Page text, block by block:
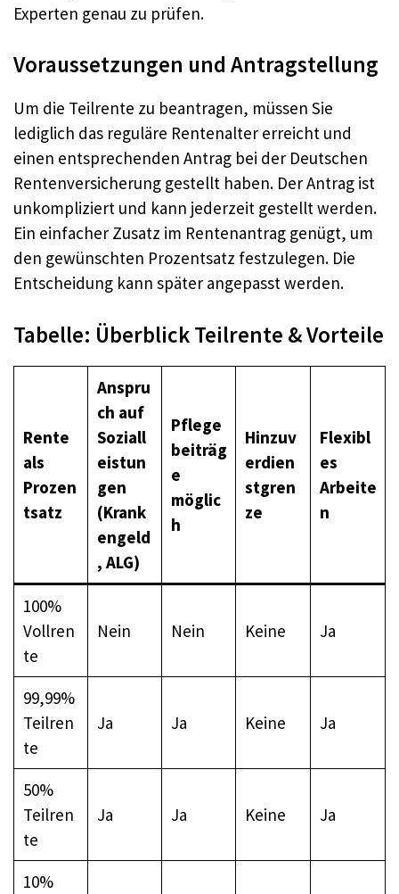
Experten genau zu prüfen.
Voraussetzungen und Antragstellung
Um die Teilrente zu beantragen, müssen Sie
lediglich das reguläre Rentenalter erreicht und
einen entsprechenden Antrag bei der Deutschen
Rentenversicherung gestellt haben. Der Antrag ist
unkompliziert und kann jederzeit gestellt werden.
Ein einfacher Zusatz im Rentenantrag genügt, um
den gewünschten Prozentsatz festzulegen. Die
Entscheidung kann später angepasst werden.
Tabelle: Überblick Teilrente & Vorteile
Rente
als
Prozen
tsatz
Anspru
ch auf
Soziall
eistun
gen
(Krank
engeld
, ALG)
Pflege
beiträg
e
möglic
h
Hinzuv
erdien
stgren
ze
Flexibl
es
Arbeite
n
100%
Vollren
te
Nein Nein Keine Ja
99,99%
Teilren
te
Ja Ja Keine Ja
50%
Teilren
te
Ja Ja Keine Ja
10%